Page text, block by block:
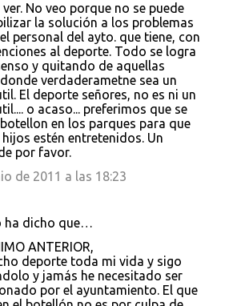
No veo porque no se puede
la solución a los problemas
personal del ayto. que tiene, con
al deporte. Todo se logra
y quitando de aquellas
verdaderametne sea un
El deporte señores, no es ni un
o acaso... preferimos que se
en los parques para que
estén entretenidos. Un
por favor.
de 2011 a las 18:23
ha dicho que…
ANTERIOR,
deporte toda mi vida y sigo
y jamás he necesitado ser
por el ayuntamiento. El que